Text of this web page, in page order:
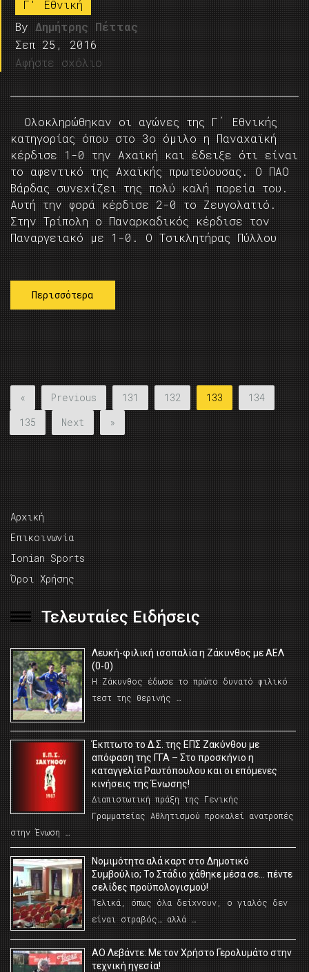
Γ' Εθνική
By Δημήτρης Πέττας
Σεπ 25, 2016
Αφήστε σχόλιο
Ολοκληρώθηκαν οι αγώνες της Γ΄ Εθνικής
κατηγορίας όπου στο 3ο όμιλο η Παναχαϊκή
κέρδισε 1-0 την Αχαϊκή και έδειξε ότι είναι
το αφεντικό της Αχαϊκής πρωτεύουσας. Ο ΠΑΟ
Βάρδας συνεχίζει της πολύ καλή πορεία του.
Αυτή την φορά κέρδισε 2-0 το Ζευγολατιό.
Στην Τρίπολη ο Παναρκαδικός κέρδισε τον
Παναργειακό με 1-0. Ο Tσικλητήρας Πύλλου
Περισσότερα
« Previous 131 132 133
134
135
Next »
Αρχική
Επικοινωνία
Ionian Sports
Όροι Χρήσης
Τελευταίες Ειδήσεις
Λευκή-φιλική ισοπαλία η Ζάκυνθος με ΑΕΛ
(0-0)
Η Ζάκυνθος έδωσε το πρώτο δυνατό φιλικό
τεστ της θερινής …
Έκπτωτο το Δ.Σ. της ΕΠΣ Ζακύνθου με
απόφαση της ΓΓΑ – Στο προσκήνιο η
καταγγελία Ραυτόπουλου και οι επόμενες
κινήσεις της Ένωσης!
Διαπιστωτική πράξη της Γενικής
Γραμματείας Αθλητισμού προκαλεί ανατροπές
στην Ένωση …
Νομιμότητα αλά καρτ στο Δημοτικό
Συμβούλιο; Το Στάδιο χάθηκε μέσα σε… πέντε
σελίδες προϋπολογισμού!
Τελικά, όπως όλα δείχνουν, ο γιαλός δεν
είναι στραβός… αλλά …
ΑΟ Λεβάντε: Με τον Χρήστο Γερολυμάτο στην
τεχνική ηγεσία!